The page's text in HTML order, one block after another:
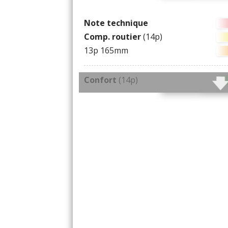
Comportement routier très sain
tenue de route remarquable tant
l'on est pas en jantes de 13
partage sa plateforme avec la
Très économique
Toutes les autres qualités
Note technique
Comp. routier(14p)
13p 165mm
Confort (14p)